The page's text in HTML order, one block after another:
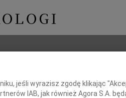
jeśli wyrazisz zgodę klikając
IAB, jak również Agora S.A.